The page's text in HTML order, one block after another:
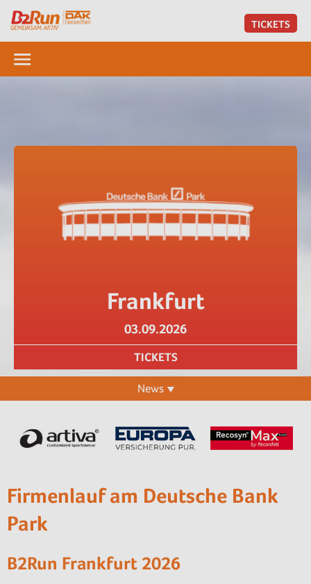
TICKETS
Frankfurt
03.09.2026
TICKETS
News
Firmenlauf am Deutsche Bank
Park
B2Run Frankfurt 2026